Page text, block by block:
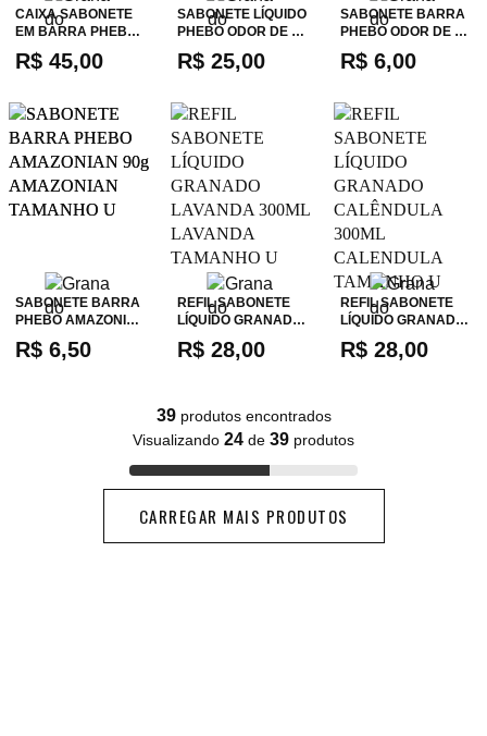
CAIXA SABONETE
EM BARRA PHEB…
R$ 45,00
SABONETE LÍQUIDO
PHEBO ODOR DE …
R$ 25,00
SABONETE BARRA
PHEBO ODOR DE …
R$ 6,00
SABONETE BARRA
PHEBO AMAZONI…
R$ 6,50
REFIL SABONETE
LÍQUIDO GRANAD…
R$ 28,00
REFIL SABONETE
LÍQUIDO GRANAD…
R$ 28,00
39produtos encontrados
Visualizando 24 de 39 produtos
CARREGAR MAIS PRODUTOS